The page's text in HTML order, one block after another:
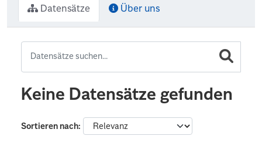
Datensätze Über uns
Keine Datensätze gefunden
Sortieren nach